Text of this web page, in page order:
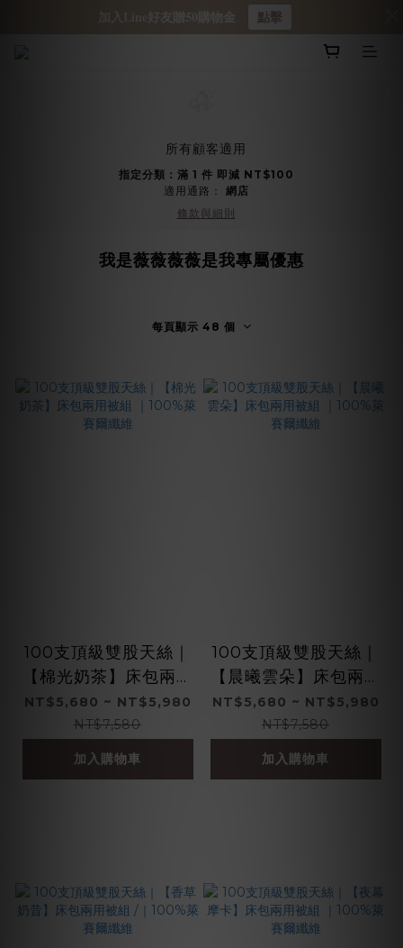
所有顧客適用
指定分類：滿 1 件 即減 NT$100
適用通路： 網店
條款與細則
我是薇薇薇薇是我專屬優惠
每頁顯示 48 個
100支頂級雙股天絲｜
【棉光奶茶】床包兩用
被組 ｜100%萊賽爾纖
維
NT$5,680 ~ NT$5,980
NT$7,580
加入購物車
100支頂級雙股天絲｜
【晨曦雲朵】床包兩用
被組 ｜100%萊賽爾纖
維
NT$5,680 ~ NT$5,980
NT$7,580
加入購物車
加入Line好友贈50購物金 點擊